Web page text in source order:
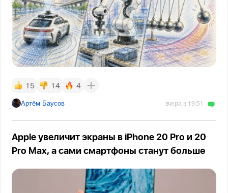
15 14 4
Артём Баусов вчера в 19:51
Apple увеличит экраны в iPhone 20 Pro и 20
Pro Max, а сами смартфоны станут больше